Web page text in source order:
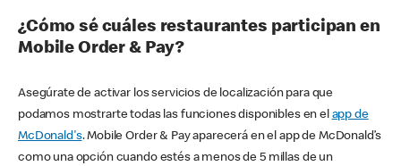
¿Cómo sé cuáles restaurantes participan en
Mobile Order & Pay?
Asegúrate de activar los servicios de localización para que
podamos mostrarte todas las funciones disponibles en el app de
McDonald's. Mobile Order & Pay aparecerá en el app de McDonald’s
como una opción cuando estés a menos de 5 millas de un